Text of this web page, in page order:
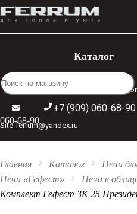
Широкий ассортимент
+7 (909) 060-68-90
Site-ferrum@yandex.ru
Каталог
060-68-90
Главная Каталог Печи
Печи «Гефест»
Печи в
Комплект Гефест ЗК 25